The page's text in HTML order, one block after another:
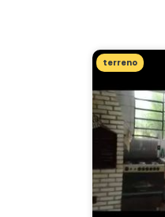
terreno